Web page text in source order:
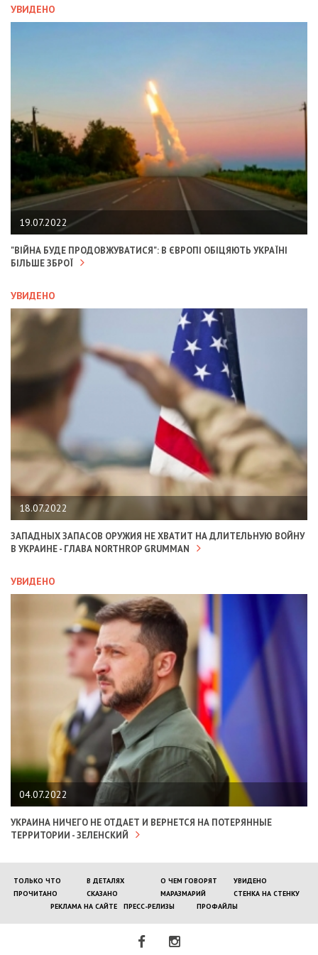
УВИДЕНО
19.07.2022
"ВІЙНА БУДЕ ПРОДОВЖУВАТИСЯ": В ЄВРОПІ ОБІЦЯЮТЬ УКРАЇНІ
БІЛЬШЕ ЗБРОЇ
УВИДЕНО
18.07.2022
ЗАПАДНЫХ ЗАПАСОВ ОРУЖИЯ НЕ ХВАТИТ НА ДЛИТЕЛЬНУЮ ВОЙНУ
В УКРАИНЕ - ГЛАВА NORTHROP GRUMMAN
УВИДЕНО
04.07.2022
УКРАИНА НИЧЕГО НЕ ОТДАЕТ И ВЕРНЕТСЯ НА ПОТЕРЯННЫЕ
ТЕРРИТОРИИ - ЗЕЛЕНСКИЙ
ТОЛЬКО ЧТО В ДЕТАЛЯХ О ЧЕМ ГОВОРЯТ
УВИДЕНО
ПРОЧИТАНО
СКАЗАНО МАРАЗМАРИЙ
СТЕНКА НА СТЕНКУ
РЕКЛАМА НА САЙТЕ
ПРЕСС-РЕЛИЗЫ ПРОФАЙЛЫ